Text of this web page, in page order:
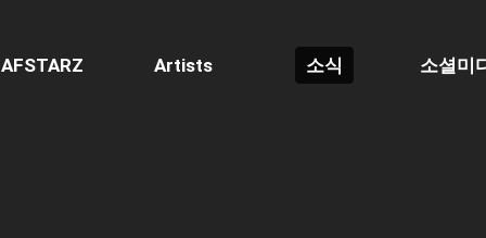
AFSTARZ Artists 소식 소셜미